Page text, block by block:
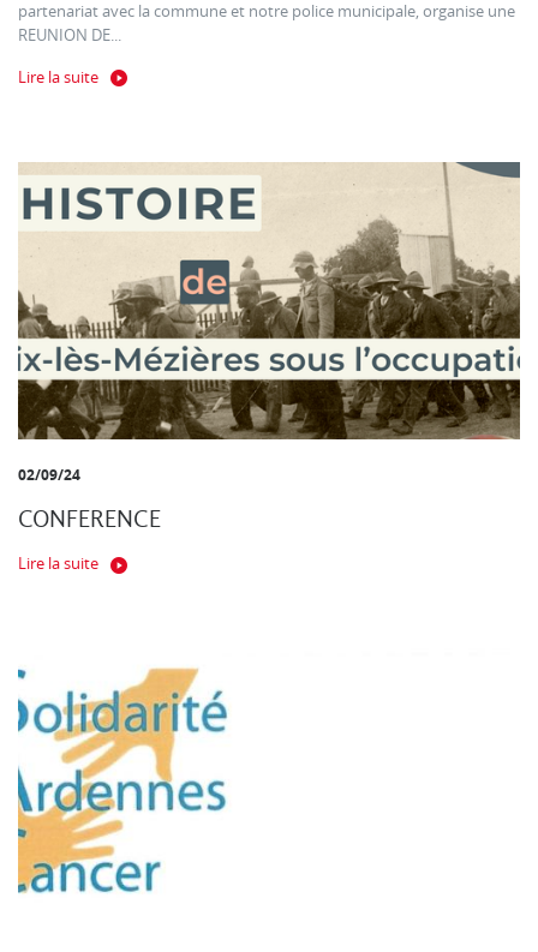
partenariat avec la commune et notre police municipale, organise une
REUNION DE...
Lire la suite
02/09/24
CONFERENCE
Lire la suite